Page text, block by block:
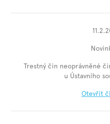
Trestný čin neoprávněné
u Ústavního
Otevřít